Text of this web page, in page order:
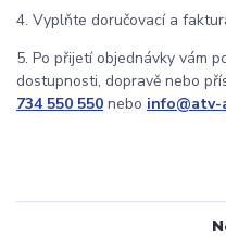
4. Vyplňte doručovací a
5. Po přijetí objednávky vám
dostupnosti, dopravě nebo
734 550 550 nebo info@atv-